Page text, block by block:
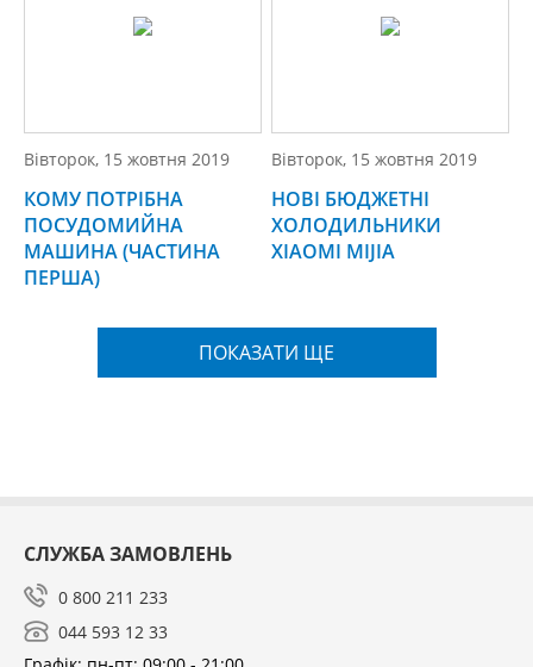
Вівторок, 15 жовтня 2019
КОМУ ПОТРІБНА
ПОСУДОМИЙНА
МАШИНА (ЧАСТИНА
ПЕРША)
Вівторок, 15 жовтня 2019
НОВІ БЮДЖЕТНІ
ХОЛОДИЛЬНИКИ
XIAOMI MIJIA
ПОКАЗАТИ ЩЕ
СЛУЖБА ЗАМОВЛЕНЬ
0 800 211 233
044 593 12 33